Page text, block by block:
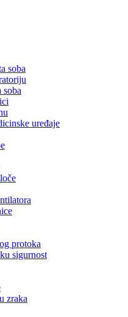
soba
soba
uređaje
protoka
sigurnost
zraka